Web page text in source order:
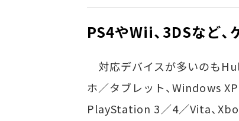
PS4やWii、3DSなど
対応デバイスが多いのも
ホ／タブレット、Windows
PlayStation 3／4／Vita、